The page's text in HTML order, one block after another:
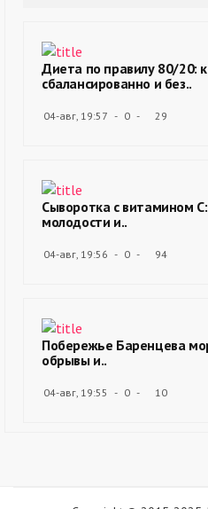
Диета по правилу 80/20:
сбалансированно и без..
04-авг, 19:57 0 29
Сыворотка с витамином
молодости и..
04-авг, 19:56 0 94
Побережье Баренцева
обрывы и..
04-авг, 19:55 0 10